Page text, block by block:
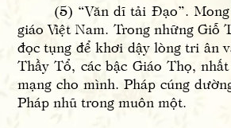
(5) “Văn dĩ tải Đạo”. Mong
giáo Việt Nam. Trong những
đọc tụng để khơi dậy lòng tri ân
Thầy Tổ, các bậc Giáo Thọ,
mạng cho mình. Pháp cúng
Pháp nhũ trong muôn một.